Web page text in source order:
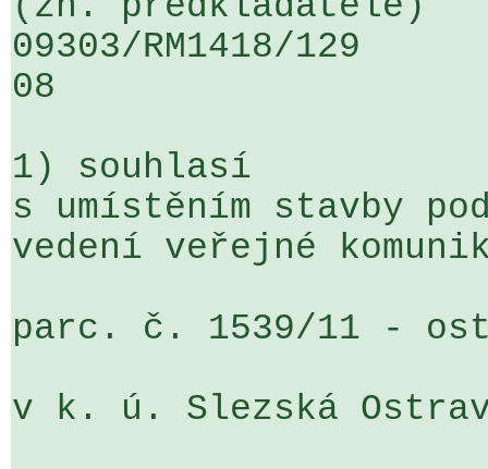
09303/RM1418/
08
1) souhlasí
s umístěním stavby
vedení veřejné
parc. č. 1539/11 -
v k. ú. Slezská